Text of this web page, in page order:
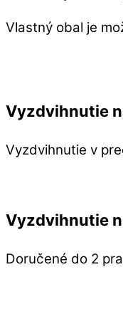
Vlastný obal je
Vyzdvihnutie
Vyzdvihnutie v
Vyzdvihnutie
Doručené do 2